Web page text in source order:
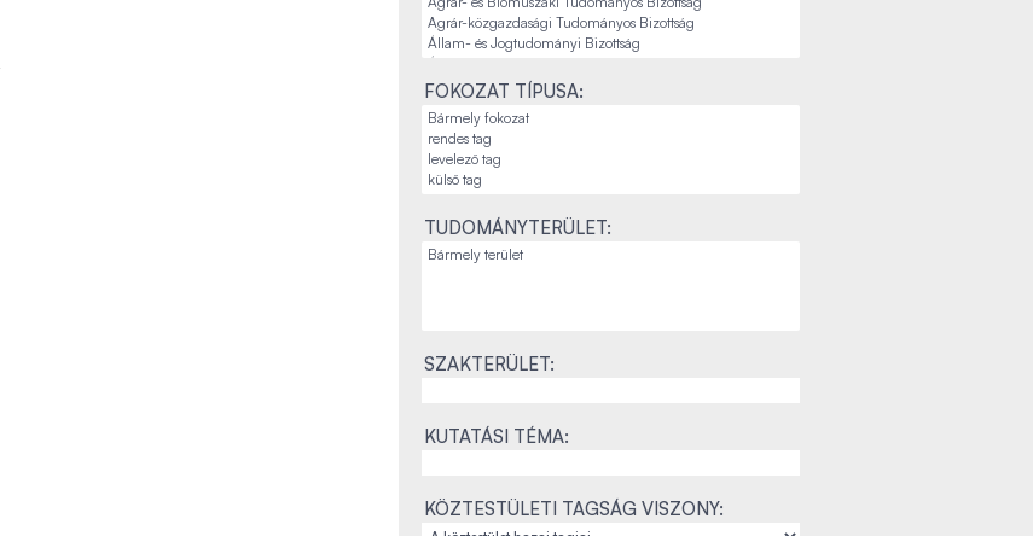
FOKOZAT TÍPUSA:
TUDOMÁNYTERÜLET:
SZAKTERÜLET:
KUTATÁSI TÉMA:
KÖZTESTÜLETI TAGSÁG VISZONY: